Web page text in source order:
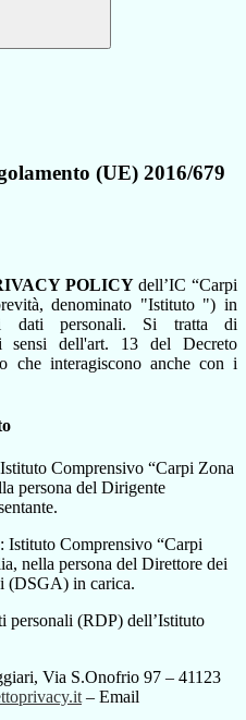
(UE) 2016/679
POLICYdell’IC “Carpi
denominato "Istituto ") in
dati personali. Si tratta di
sensi dell'art. 13 del Decreto
che interagiscono anche con i
Comprensivo “Carpi Zona
persona del Dirigente
Istituto Comprensivo “Carpi
nella persona del Direttore dei
(DSGA) in carica.
personali (RDP) dell’Istituto
Via S.Onofrio 97 – 41123
– Email